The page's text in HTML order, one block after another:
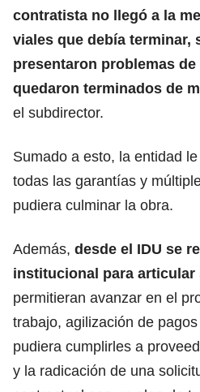
contratista no llegó a la
viales que debía terminar,
presentaron problemas
quedaron terminados de
el subdirector.
Sumado a esto, la entidad
todas las garantías y
pudiera culminar la obra.
Además, desde el IDU se
institucional para articular
permitieran avanzar en el
trabajo, agilización de
pudiera cumplirles a
y la radicación de una